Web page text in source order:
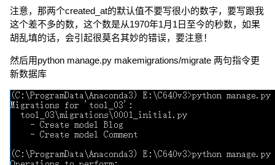
注意，那两个created_at的默认值不要写很小的数字，要写跟我
这个差不多的数，这个数是从1970年1月1日至今的秒数，如果
胡乱填的话，会引起很莫名其妙的错误，要注意！
然后用python manage.py makemigrations/migrate 两句指令更
新数据库